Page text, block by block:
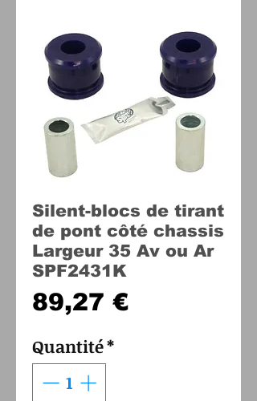
Silent-blocs de tirant
de pont côté chassis
Largeur 35 Av ou Ar
SPF2431K
89,27 €Prix
Quantité*